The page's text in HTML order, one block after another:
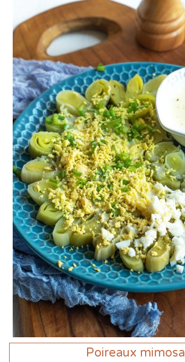
Poireaux mimosa